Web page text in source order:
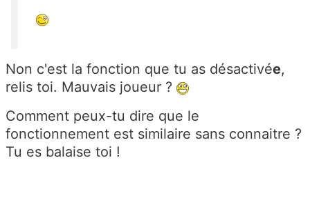
Non c'est la fonction que tu as désactivée,
relis toi. Mauvais joueur ?
Comment peux-tu dire que le
fonctionnement est similaire sans connaitre ?
Tu es balaise toi !